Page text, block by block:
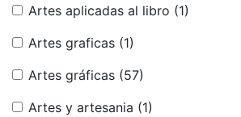
Artes aplicadas al libro (1)
Artes graficas (1)
Artes gráficas (57)
Artes y artesania (1)